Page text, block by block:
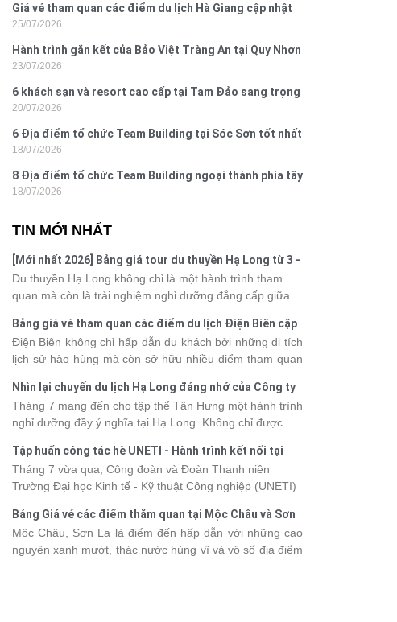
Giá vé tham quan các điểm du lịch Hà Giang cập nhật
2026
25/07/2026
Hành trình gắn kết của Bảo Việt Tràng An tại Quy Nhơn
- Phú Yên
23/07/2026
6 khách sạn và resort cao cấp tại Tam Đảo sang trọng
tiện nghi
20/07/2026
6 Địa điểm tổ chức Team Building tại Sóc Sơn tốt nhất
hiện nay
18/07/2026
8 Địa điểm tổ chức Team Building ngoại thành phía tây
Hà Nội
18/07/2026
TIN MỚI NHẤT
[Mới nhất 2026] Bảng giá tour du thuyền Hạ Long từ 3 -
6 sao
Du thuyền Hạ Long không chỉ là một hành trình tham
quan mà còn là trải nghiệm nghỉ dưỡng đẳng cấp giữa
thuyền sẽ có mức giá và dịch vụ khác nhau, khiến nhiều
du khách băn khoăn khi lựa chọn. Bài viết dưới đây sẽ
cập nhật bảng giá tour du thuyền Hạ Long mới nhất
2026 từ 3 - 6 sao, giúp bạn dễ dàng so sánh và tìm
được hành trình phù hợp với nhu cầu cũng như ngân
sách.
Bảng giá vé tham quan các điểm du lịch Điện Biên cập
nhật 2026
Điện Biên không chỉ hấp dẫn du khách bởi những di tích
lịch sử hào hùng mà còn sở hữu nhiều điểm tham quan
đang lên kế hoạch khám phá vùng đất này, việc cập nhật
trước giá vé sẽ giúp bạn chủ động hơn trong lịch trình và
chi phí. Cùng Vietsense Travel tham khảo bảng giá vé
tham quan các điểm du lịch Điện Biênmới nhất năm
2026 ngay dưới đây.
Nhìn lại chuyến du lịch Hạ Long đáng nhớ của Công ty
Tân Hưng 2026
Tháng 7 mang đến cho tập thể Tân Hưng một hành trình
nghỉ dưỡng đầy ý nghĩa tại Hạ Long. Không chỉ được
thành viên còn có dịp gắn kết, sẻ chia và lưu giữ nhiều
khoảnh khắc đáng nhớ. Hãy cùng nhìn lại chuyến đi
ngập tràn niềm vui và những trải nghiệm khó quên.
Tập huấn công tác hè UNETI - Hành trình kết nối tại
Hòn Dấu, Đồ Sơn
Tháng 7 vừa qua, Công đoàn và Đoàn Thanh niên
Trường Đại học Kinh tế - Kỹ thuật Công nghiệp (UNETI)
Hòn Dấu - Đồ Sơn. Không chỉ là dịp nâng cao kỹ năng
và chia sẻ kinh nghiệm công tác, chương trình còn mang
đến những hoạt động giao lưu sôi nổi, góp phần gắn kết
Bảng Giá vé các điểm thăm quan tại Mộc Châu và Sơn
La 2026
Mộc Châu, Sơn La là điểm đến hấp dẫn với những cao
nguyên xanh mướt, thác nước hùng vĩ và vô số địa điểm